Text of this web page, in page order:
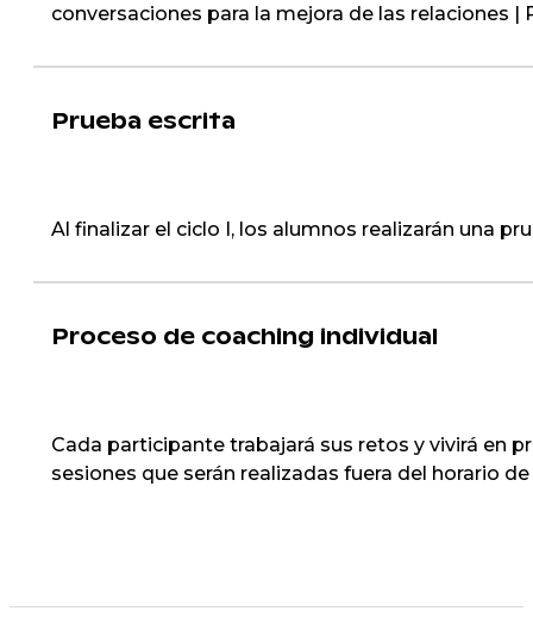
conversaciones para la mejora de las relaciones
Prueba escrita
Al finalizar el ciclo I, los alumnos realizarán una
Proceso de coaching individual
Cada participante trabajará sus retos y vivirá en
sesiones que serán realizadas fuera del horario